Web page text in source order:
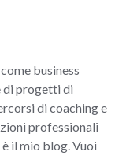
business
di progetti di
di coaching e
professionali
il mio blog. Vuoi